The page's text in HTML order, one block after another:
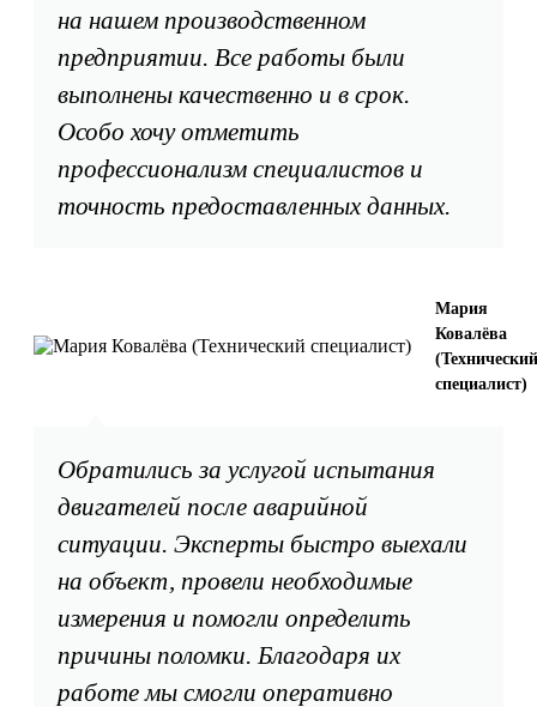
на нашем производственном
предприятии. Все работы были
выполнены качественно и в срок.
Особо хочу отметить
профессионализм специалистов и
точность предоставленных данных.
Обратились за услугой испытания
двигателей после аварийной
ситуации. Эксперты быстро выехали
на объект, провели необходимые
измерения и помогли определить
причины поломки. Благодаря их
работе мы смогли оперативно
Мария
Ковалёва
(Технический
специалист)